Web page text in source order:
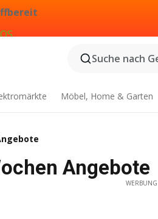
Suche nach
Möbel, Home & Garten
Angebote
WERBUNG